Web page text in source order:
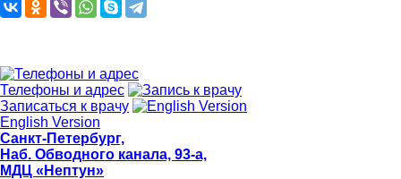
Телефоны и адрес
Записаться к врачу
English Version
Санкт-Петербург,
Наб. Обводного канала, 93-а,
МДЦ «Нептун»